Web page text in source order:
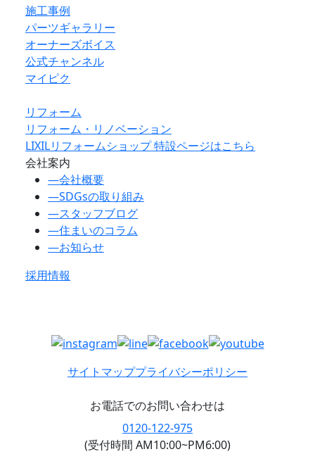
施工事例
パーツギャラリー
オーナーズボイス
公式チャンネル
マイピク
リフォーム
リフォーム・リノベーション
LIXILリフォームショップ 特設ページはこちら
会社案内
―会社概要
―SDGsの取り組み
―スタッフブログ
―住まいのコラム
―お知らせ
採用情報
サイトマッププライバシーポリシー
お電話でのお問い合わせは
0120-122-975
(受付時間 AM10:00~PM6:00)